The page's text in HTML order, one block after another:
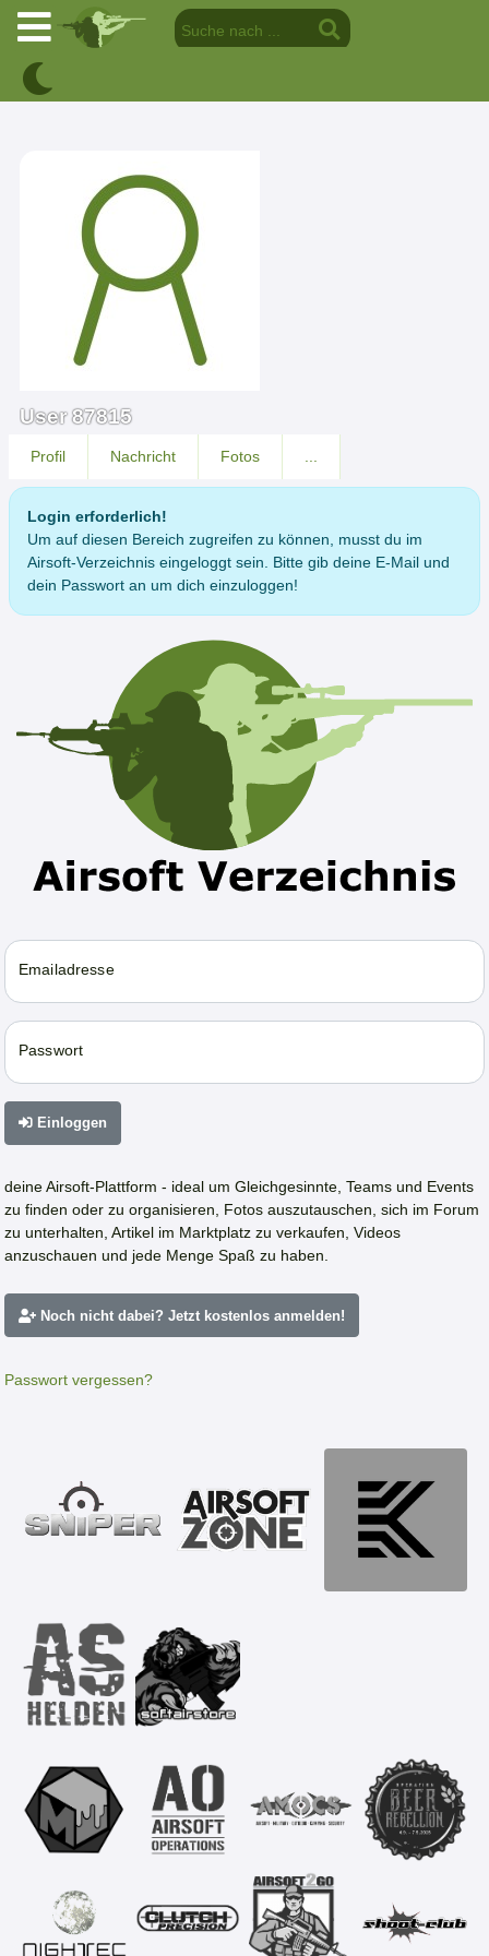
User 87815
Profil Nachricht Fotos
Login erforderlich!
Um auf diesen Bereich zugreifen zu können, musst du im
Airsoft-Verzeichnis eingeloggt sein. Bitte gib deine E-Mail und
dein Passwort an um dich einzuloggen!
Emailadresse
Passwort
Einloggen
deine Airsoft-Plattform - ideal um Gleichgesinnte, Teams und Events
zu finden oder zu organisieren, Fotos auszutauschen, sich im Forum
zu unterhalten, Artikel im Marktplatz zu verkaufen, Videos
anzuschauen und jede Menge Spaß zu haben.
Noch nicht dabei? Jetzt kostenlos anmelden!
Passwort vergessen?